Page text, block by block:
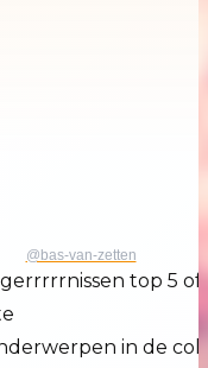
@bas-van-zetten
top 5
in de